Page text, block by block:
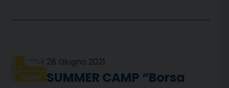
28 Giugno 2021
SUMMER CAMP “Borsa